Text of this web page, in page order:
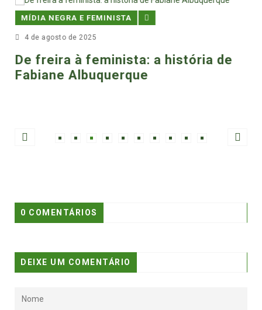
MÍDIA NEGRA E FEMINISTA
4 de agosto de 2025
De freira à feminista: a história de
Fabiane Albuquerque
0 COMENTÁRIOS
DEIXE UM COMENTÁRIO